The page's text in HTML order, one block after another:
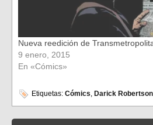
Nueva reedición de
9 enero, 2015
En «Cómics»
Etiquetas: Cómics, Darick Robertson